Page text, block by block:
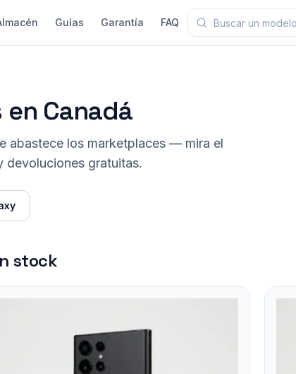
Guías Garantía FAQ
Canadá
abastece los marketplaces — mira el
devoluciones gratuitas.
stock